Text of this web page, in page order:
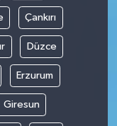
Çankırı
Düzce
Erzurum
Giresun